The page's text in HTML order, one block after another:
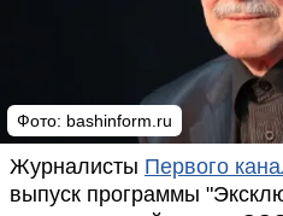
Фото: bashinform.ru
Журналисты Первого
выпуск программы